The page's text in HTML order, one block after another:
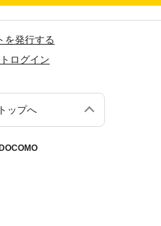
を発行する
ログイン
ップへ